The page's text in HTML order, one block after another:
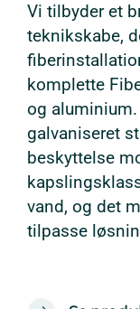
Vi tilbyder et
teknikskabe,
komplette
og aluminium.
galvaniseret
beskyttelse
vand, og det
tilpasse